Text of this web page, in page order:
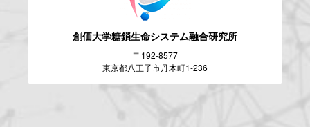
創価大学糖鎖生命システム融合研究所
〒192-8577
東京都八王子市丹木町1-236